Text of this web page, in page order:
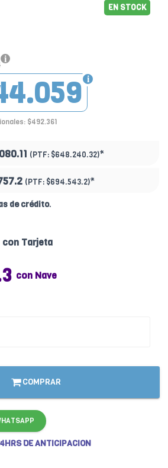
EN STOCK
$492.361
(PTF: $648.240.32)*
(PTF: $694.543.2)*
de crédito.
con Tarjeta
con Nave
COMPRAR
DE ANTICIPACION